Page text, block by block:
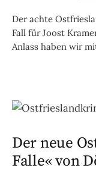
Der achte
Fall für Joost
Anlass haben wir
Der neue
Falle« von